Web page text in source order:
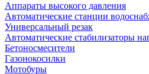
Аппараты высокого давления
Автоматические станции
Универсальный резак
Автоматические стабилизаторы
Бетоносмесители
Газонокосилки
Мотобуры